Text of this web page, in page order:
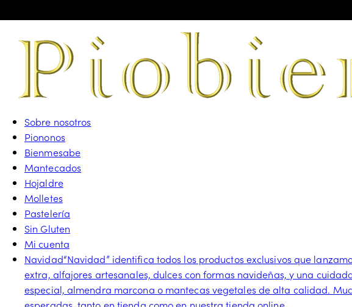
Sobre nosotros
Piononos
Bienmesabe
Mantecados
Hojaldre
Molletes
Pastelería
Sin Gluten
Mi cuenta
Navidad“Navidad” identifica todos los productos exclusivos que
extra, alfajores artesanales, dulces con formas navideñas, y una
especial, almendra marcona o mantecas vegetales de alta calidad.